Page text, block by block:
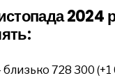
2024
близько 728 300 (+1